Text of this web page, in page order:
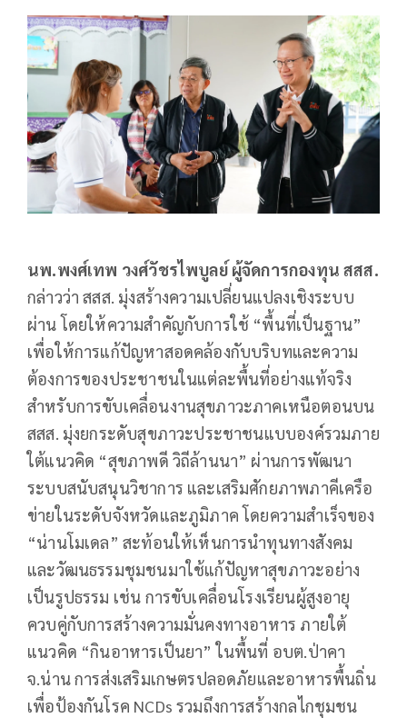
นพ.พงศ์เทพ วงศ์วัชรไพบูลย์ ผู้จัดการกองทุน สสส.
กล่าวว่า สสส. มุ่งสร้างความเปลี่ยนแปลงเชิงระบบ
ผ่าน โดยให้ความสำคัญกับการใช้ “พื้นที่เป็นฐาน”
เพื่อให้การแก้ปัญหาสอดคล้องกับบริบทและความ
ต้องการของประชาชนในแต่ละพื้นที่อย่างแท้จริง
สำหรับการขับเคลื่อนงานสุขภาวะภาคเหนือตอนบน
สสส. มุ่งยกระดับสุขภาวะประชาชนแบบองค์รวมภาย
ใต้แนวคิด “สุขภาพดี วิถีล้านนา” ผ่านการพัฒนา
ระบบสนับสนุนวิชาการ และเสริมศักยภาพภาคีเครือ
ข่ายในระดับจังหวัดและภูมิภาค โดยความสำเร็จของ
“น่านโมเดล” สะท้อนให้เห็นการนำทุนทางสังคม
และวัฒนธรรมชุมชนมาใช้แก้ปัญหาสุขภาวะอย่าง
เป็นรูปธรรม เช่น การขับเคลื่อนโรงเรียนผู้สูงอายุ
ควบคู่กับการสร้างความมั่นคงทางอาหาร ภายใต้
แนวคิด “กินอาหารเป็นยา” ในพื้นที่ อบต.ป่าคา
จ.น่าน การส่งเสริมเกษตรปลอดภัยและอาหารพื้นถิ่น
เพื่อป้องกันโรค NCDs รวมถึงการสร้างกลไกชุมชน